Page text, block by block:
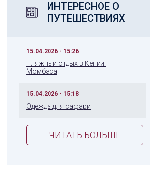
ИНТЕРЕСНОЕ О
ПУТЕШЕСТВИЯХ
15.04.2026 - 15:26
Пляжный отдых в Кении:
Момбаса
15.04.2026 - 15:18
Одежда для сафари
ЧИТАТЬ БОЛЬШЕ